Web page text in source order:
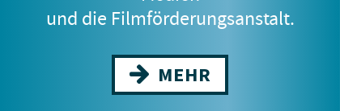
und die Filmförderungsanstalt.
MEHR